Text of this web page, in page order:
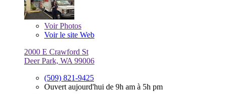
VoirPhotos
Voir le site Web
2000 E Crawford St
Deer Park, WA 99006
(509) 821-9425
Ouvert aujourd'hui de 9h am à 5h pm